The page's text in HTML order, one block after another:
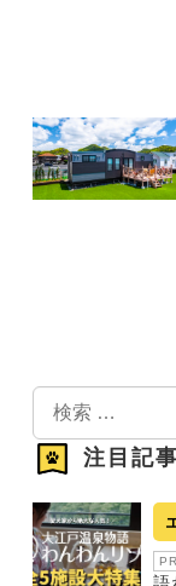
検
索
注目記事
PR